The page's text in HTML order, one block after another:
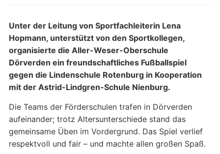
Unter der Leitung von Sportfachleiterin Lena
Hopmann, unterstützt von den Sportkollegen,
organisierte die Aller-Weser-Oberschule
Dörverden ein freundschaftliches Fußballspiel
gegen die Lindenschule Rotenburg in Kooperation
mit der Astrid-Lindgren-Schule Nienburg.
Die Teams der Förderschulen trafen in Dörverden
aufeinander; trotz Altersunterschiede stand das
gemeinsame Üben im Vordergrund. Das Spiel verlief
respektvoll und fair – und machte allen großen Spaß.